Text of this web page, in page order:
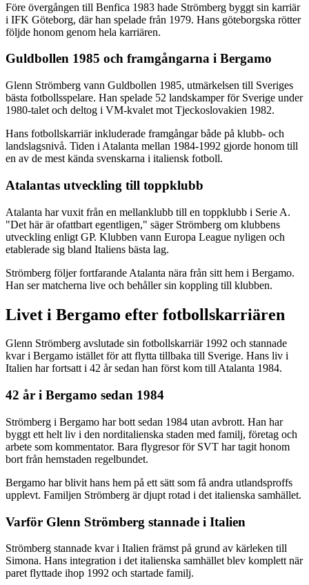
Före övergången till Benfica 1983 hade Strömberg byggt sin karriär
i IFK Göteborg, där han spelade från 1979. Hans göteborgska rötter
följde honom genom hela karriären.
Guldbollen 1985 och framgångarna i Bergamo
Glenn Strömberg vann Guldbollen 1985, utmärkelsen till Sveriges
bästa fotbollsspelare. Han spelade 52 landskamper för Sverige under
1980-talet och deltog i VM-kvalet mot Tjeckoslovakien 1982.
Hans fotbollskarriär inkluderade framgångar både på klubb- och
landslagsnivå. Tiden i Atalanta mellan 1984-1992 gjorde honom till
en av de mest kända svenskarna i italiensk fotboll.
Atalantas utveckling till toppklubb
Atalanta har vuxit från en mellanklubb till en toppklubb i Serie A.
"Det här är ofattbart egentligen," säger Strömberg om klubbens
utveckling enligt GP. Klubben vann Europa League nyligen och
etablerade sig bland Italiens bästa lag.
Strömberg följer fortfarande Atalanta nära från sitt hem i Bergamo.
Han ser matcherna live och behåller sin koppling till klubben.
Livet i Bergamo efter fotbollskarriären
Glenn Strömberg avslutade sin fotbollskarriär 1992 och stannade
kvar i Bergamo istället för att flytta tillbaka till Sverige. Hans liv i
Italien har fortsatt i 42 år sedan han först kom till Atalanta 1984.
42 år i Bergamo sedan 1984
Strömberg i Bergamo har bott sedan 1984 utan avbrott. Han har
byggt ett helt liv i den norditalienska staden med familj, företag och
arbete som kommentator. Bara flygresor för SVT har tagit honom
bort från hemstaden regelbundet.
Bergamo har blivit hans hem på ett sätt som få andra utlandsproffs
upplevt. Familjen Strömberg är djupt rotad i det italienska samhället.
Varför Glenn Strömberg stannade i Italien
Strömberg stannade kvar i Italien främst på grund av kärleken till
Simona. Hans integration i det italienska samhället blev komplett när
paret flyttade ihop 1992 och startade familj.